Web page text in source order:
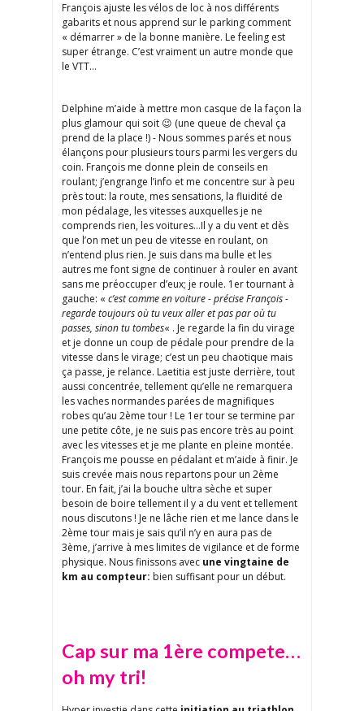
François ajuste les vélos de loc à nos différents
gabarits et nous apprend sur le parking comment
« démarrer » de la bonne manière. Le feeling est
super étrange. C’est vraiment un autre monde que
le VTT…
Delphine m’aide à mettre mon casque de la façon la
plus glamour qui soit 😉 (une queue de cheval ça
prend de la place !) - Nous sommes parés et nous
élançons pour plusieurs tours parmi les vergers du
coin. François me donne plein de conseils en
roulant; j’engrange l’info et me concentre sur à peu
près tout: la route, mes sensations, la fluidité de
mon pédalage, les vitesses auxquelles je ne
comprends rien, les voitures…Il y a du vent et dès
que l’on met un peu de vitesse en roulant, on
n’entend plus rien. Je suis dans ma bulle et les
autres me font signe de continuer à rouler en avant
sans me préoccuper d’eux; je roule. 1er tournant à
gauche: « c’est comme en voiture - précise François -
regarde toujours où tu veux aller et pas par où tu
passes, sinon tu tombes« . Je regarde la fin du virage
et je donne un coup de pédale pour prendre de la
vitesse dans le virage; c’est un peu chaotique mais
ça passe, je relance. Laetitia est juste derrière, tout
aussi concentrée, tellement qu’elle ne remarquera
les vaches normandes parées de magnifiques
robes qu’au 2ème tour ! Le 1er tour se termine par
une petite côte, je ne suis pas encore très au point
avec les vitesses et je me plante en pleine montée.
François me pousse en pédalant et m’aide à finir. Je
suis crevée mais nous repartons pour un 2ème
tour. En fait, j’ai la bouche ultra sèche et super
besoin de boire tellement il y a du vent et tellement
nous discutons ! Je ne lâche rien et me lance dans le
2ème tour mais je sais qu’il n’y en aura pas de
3ème, j’arrive à mes limites de vigilance et de forme
physique. Nous finissons avec une vingtaine de
km au compteur: bien suffisant pour un début.
Cap sur ma 1ère compete…
oh my tri!